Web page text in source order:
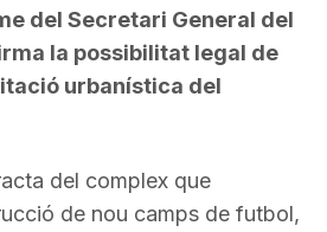
del Secretari General del
la possibilitat legal de
urbanística del
del complex que
de nou camps de futbol,